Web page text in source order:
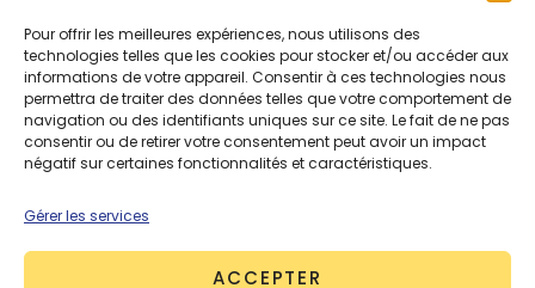
Pour offrir les meilleures expériences, nous utilisons des
technologies telles que les cookies pour stocker et/ou accéder aux
informations de votre appareil. Consentir à ces technologies nous
permettra de traiter des données telles que votre comportement de
navigation ou des identifiants uniques sur ce site. Le fait de ne pas
consentir ou de retirer votre consentement peut avoir un impact
négatif sur certaines fonctionnalités et caractéristiques.
Gérer les services
ACCEPTER
Compte
Calendrier
Contactez-nous